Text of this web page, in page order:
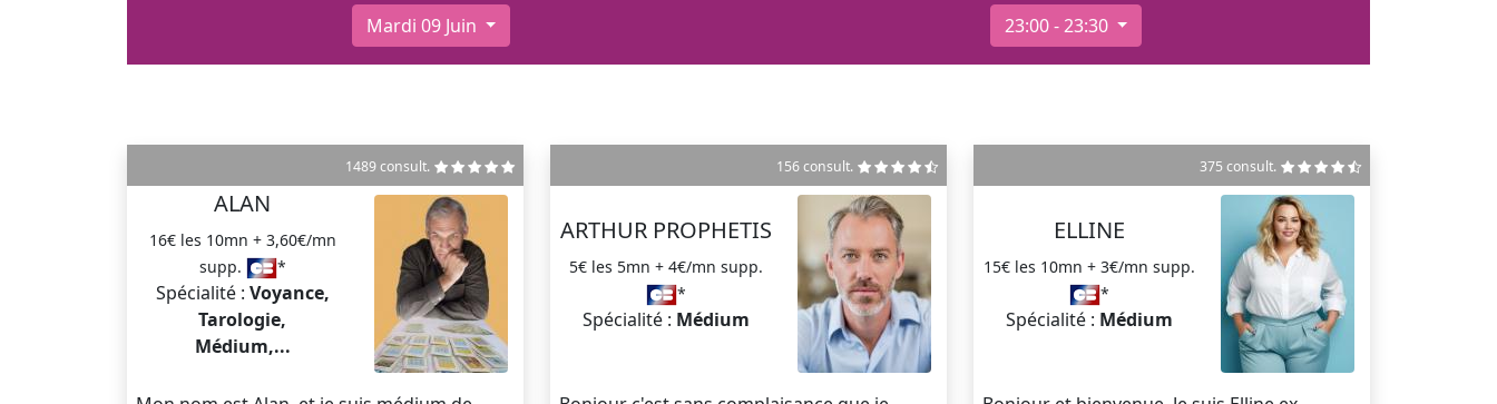
Mardi 09 Juin 23:00 - 23:30
1489 consult.
ALAN
16€ les 10mn + 3,60€/mn
supp.
*
Spécialité : Voyance,
Tarologie,
Médium,...
156 consult.
ARTHUR PROPHETIS
5€ les 5mn + 4€/mn supp.
*
Spécialité : Médium
375 consult.
ELLINE
15€ les 10mn + 3€/mn supp.
*
Spécialité : Médium